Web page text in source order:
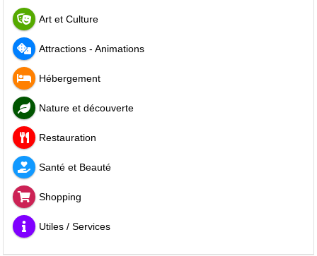
Art et Culture
Attractions - Animations
Hébergement
Nature et découverte
Restauration
Santé et Beauté
Shopping
Utiles / Services